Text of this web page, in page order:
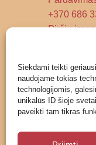
Siekdami teikti
naudojame tokias
technologijomis,
unikalūs ID šioje
paveikti tam tikras
+370 686
Pirčių